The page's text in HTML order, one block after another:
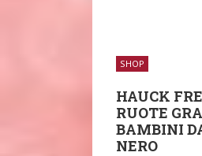
SHOP
HAUCK
RUOTE
BAMBINI
NERO